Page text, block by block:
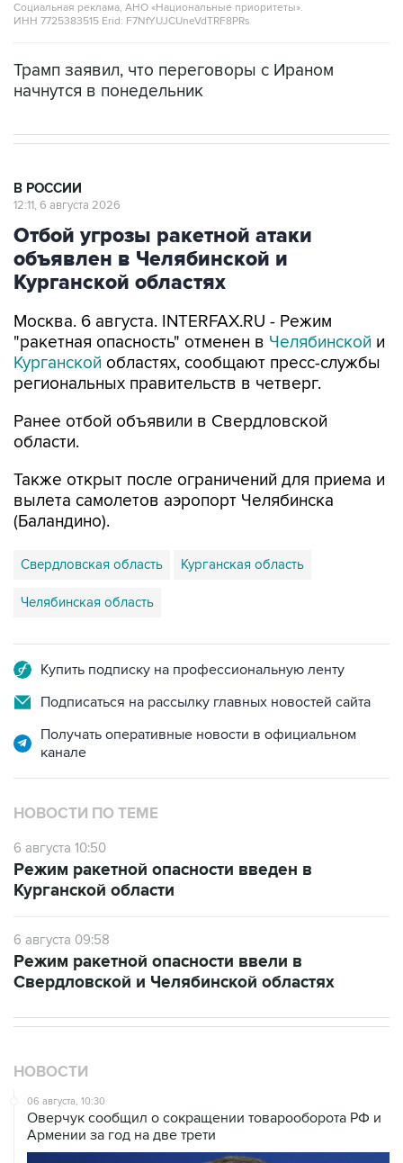
Социальная реклама, АНО «Национальные приоритеты».
ИНН 7725383515 Erid: F7NfYUJCUneVdTRF8PRs
Трамп заявил, что переговоры с Ираном
начнутся в понедельник
В РОССИИ
12:11, 6 августа 2026
Отбой угрозы ракетной атаки
объявлен в Челябинской и
Курганской областях
Москва. 6 августа. INTERFAX.RU - Режим
"ракетная опасность" отменен в Челябинской и
Курганской областях, сообщают пресс-службы
региональных правительств в четверг.
Ранее отбой объявили в Свердловской
области.
Также открыт после ограничений для приема и
вылета самолетов аэропорт Челябинска
(Баландино).
Свердловская область Курганская область
Челябинская область
Купить подписку на профессиональную ленту
Подписаться на рассылку главных новостей сайта
Получать оперативные новости в официальном
канале
НОВОСТИ ПО ТЕМЕ
6 августа 10:50
Режим ракетной опасности введен в
Курганской области
6 августа 09:58
Режим ракетной опасности ввели в
Свердловской и Челябинской областях
НОВОСТИ
06 августа, 10:30
Оверчук сообщил о сокращении товарооборота РФ и
Армении за год на две трети